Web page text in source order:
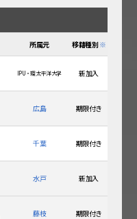
所属元 移籍種別※
IPU・環太平洋大学 新加入
広島 期限付き
千葉 期限付き
水戸 新加入
藤枝 期限付き